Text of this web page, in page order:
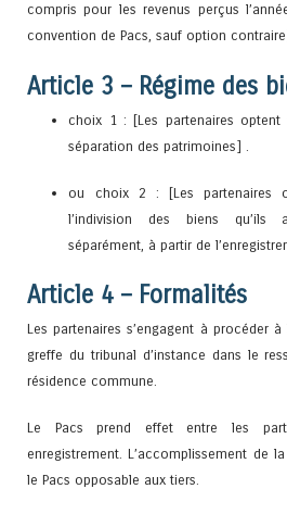
compris pour les revenus perçus
convention de Pacs, sauf option
Article 3 – Régime des
choix 1 : [Les partenaires
séparation des patrimoines] .
ou choix 2 : [Les partenaires
l’indivision des biens qu’ils
séparément, à partir de
Article 4 – Formalités
Les partenaires s’engagent à procéder
greffe du tribunal d’instance dans le
résidence commune.
Le Pacs prend effet entre les
enregistrement. L’accomplissement de
le Pacs opposable aux tiers.